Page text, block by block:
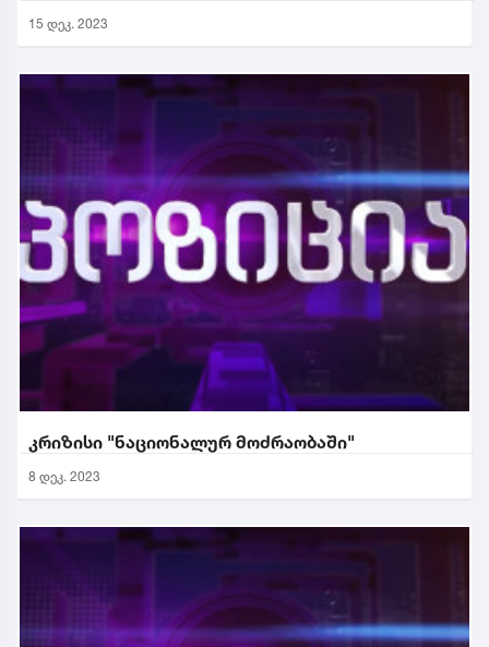
15 დეკ. 2023
კრიზისი "ნაციონალურ მოძრაობაში"
8 დეკ. 2023